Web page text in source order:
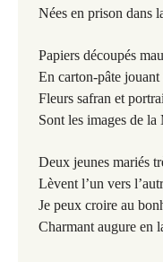
Nées en prison dans
Papiers découpés
En carton-pâte
Fleurs safran et
Sont les images de la
Deux jeunes mariés
Lèvent l’un vers
Je peux croire au
Charmant augure en